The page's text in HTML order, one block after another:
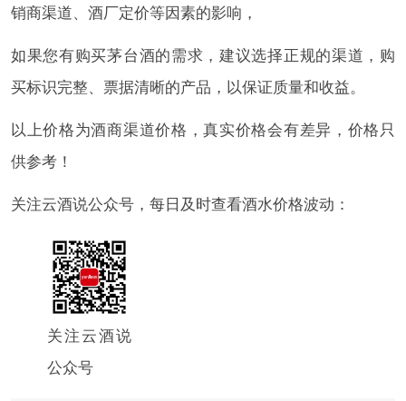
销商渠道、酒厂定价等因素的影响，
如果您有购买茅台酒的需求，建议选择正规的渠道，购
买标识完整、票据清晰的产品，以保证质量和收益。
以上价格为酒商渠道价格，真实价格会有差异，价格只
供参考！
关注云酒说公众号，每日及时查看酒水价格波动：
关注云酒说
公众号